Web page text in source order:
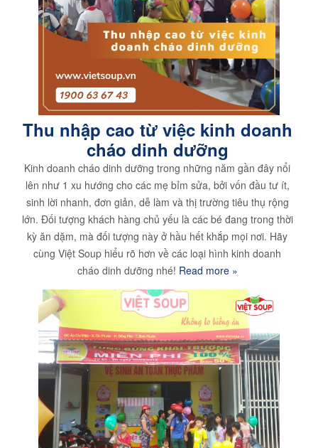
Thu nhập cao từ việc kinh doanh
cháo dinh dưỡng
Kinh doanh cháo dinh dưỡng trong những năm gần đây nổi
lên như 1 xu hướng cho các mẹ bỉm sửa, bởi vốn đầu tư ít,
sinh lời nhanh, đơn giản, dễ làm và thị trường tiêu thụ rộng
lớn. Đối tượng khách hàng chủ yếu là các bé đang trong thời
kỳ ăn dặm, mà đối tượng này ở hầu hết khắp mọi nơi. Hãy
cùng Việt Soup hiểu rõ hơn về các loại hình kinh doanh
cháo dinh dưỡng nhé! Read more »